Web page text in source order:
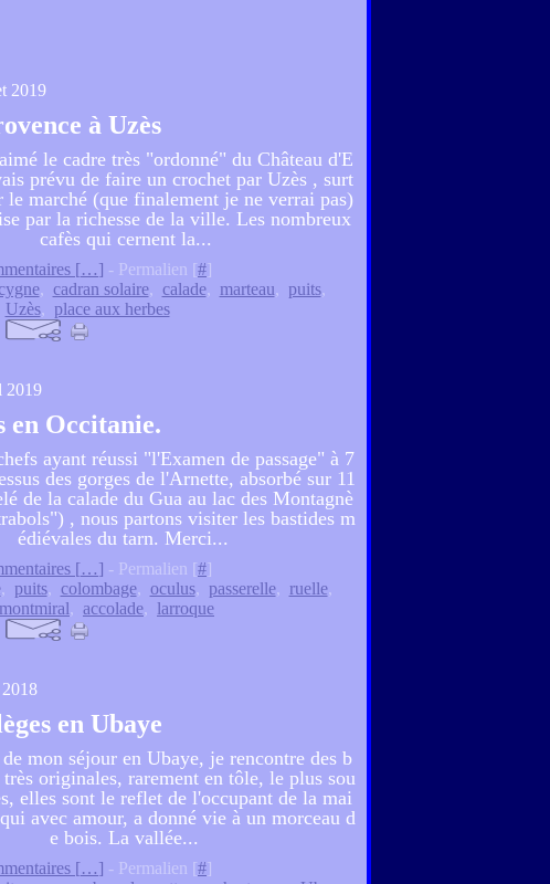
2019
à Uzès
le cadre très "ordonné" du Château d'E
prévu de faire un crochet par Uzès , surt
marché (que finalement je ne verrai pas)
par la richesse de la ville. Les nombreux
cafès qui cernent la...
[…] - Permalien [#]
cygne, cadran solaire, calade, marteau, puits,
Uzès, place aux herbes
2019
en Occitanie.
ayant réussi "l'Examen de passage" à 7
des gorges de l'Arnette, absorbé sur 11
de la calade du Gua au lac des Montagnè
, nous partons visiter les bastides m
édiévales du tarn. Merci...
[…] - Permalien [#]
, puits, colombage, oculus, passerelle, ruelle,
, accolade, larroque
en Ubaye
mon séjour en Ubaye, je rencontre des b
très originales, rarement en tôle, le plus sou
elles sont le reflet de l'occupant de la mai
avec amour, a donné vie à un morceau d
e bois. La vallée...
[…] - Permalien [#]